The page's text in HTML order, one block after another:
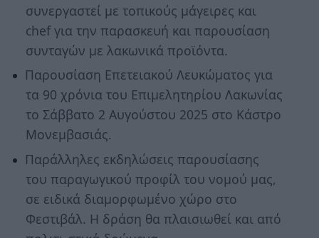
συνεργαστεί με τοπικούς μάγειρες και
chef για την παρασκευή και παρουσίαση
συνταγών με λακωνικά προϊόντα.
Παρουσίαση Επετειακού Λευκώματος για
τα 90 χρόνια του Επιμελητηρίου Λακωνίας
το Σάββατο 2 Αυγούστου 2025 στο Κάστρο
Μονεμβασιάς.
Παράλληλες εκδηλώσεις παρουσίασης
του παραγωγικού προφίλ του νομού μας,
σε ειδικά διαμορφωμένο χώρο στο
Φεστιβάλ. Η δράση θα πλαισιωθεί και από